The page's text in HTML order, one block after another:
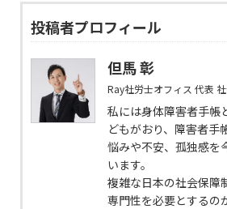
投稿者プロフィール
但馬 彰
Ray社労士オフィス 代表
私には身体障害者手帳
どもがおり、障害者手
悩みや不安、孤独感を
います。
複雑な日本の社会保障
専門性を必要とするの